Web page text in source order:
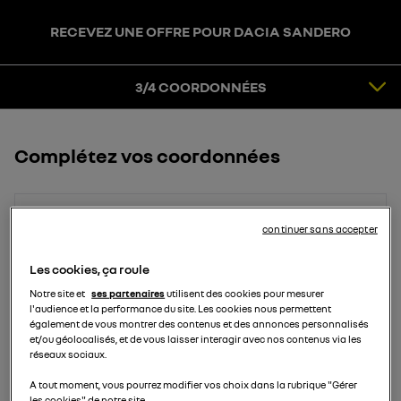
RECEVEZ UNE OFFRE POUR DACIA SANDERO
3/4 COORDONNÉES
COORDONNÉES
CONFIRMATION
Complétez vos coordonnées
Nom
Email
Les cookies, ça roule
Notre site et ses partenairesutilisent des cookies pour mesurer
l'audience et la performance du site. Les cookies nous permettent
également de vous montrer des contenus et des annonces personnalisés
et/ou géolocalisés, et de vous laisser interagir avec nos contenus via les
réseaux sociaux.
A tout moment, vous pourrez modifier vos choix dans la rubrique "Gérer
continuer sans accepter